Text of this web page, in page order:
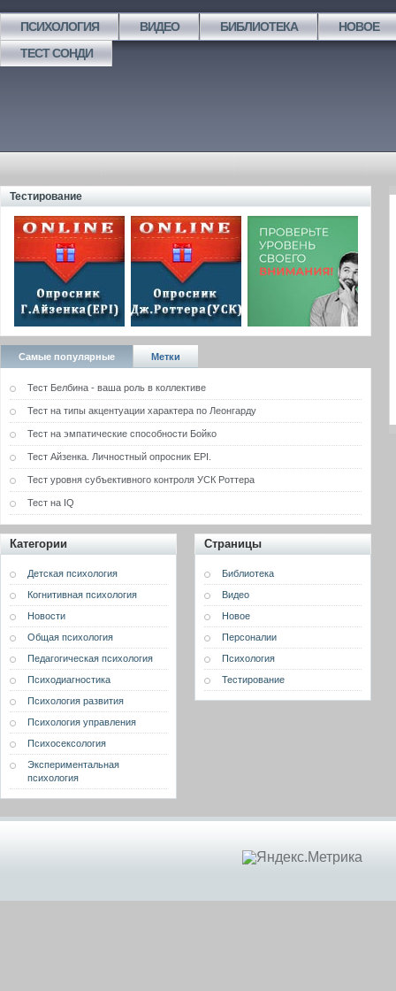
ПСИХОЛОГИЯ ВИДЕО БИБЛИОТЕКА
НОВОЕ
ТЕСТ СОНДИ
Тестирование
Самые популярные Метки
Тест Белбина - ваша роль в коллективе
Тест на типы акцентуации характера по Леонгарду
Тест на эмпатические способности Бойко
Тест Айзенка. Личностный опросник EPI.
Тест уровня субъективного контроля УСК Роттера
Тест на IQ
Категории
Детская психология
Когнитивная психология
Новости
Общая психология
Педагогическая психология
Психодиагностика
Психология развития
Психология управления
Психосексология
Экспериментальная
психология
Страницы
Библиотека
Видео
Новое
Персоналии
Психология
Тестирование